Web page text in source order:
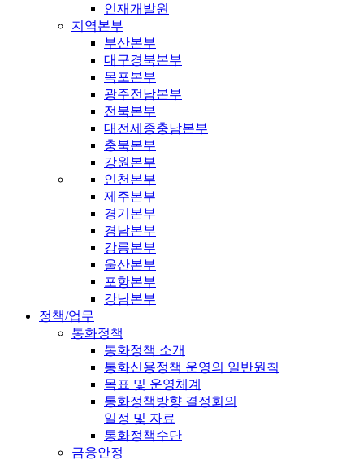
인재개발원
지역본부
부산본부
대구경북본부
목포본부
광주전남본부
전북본부
대전세종충남본부
충북본부
강원본부
인천본부
제주본부
경기본부
경남본부
강릉본부
울산본부
포항본부
강남본부
정책/업무
통화정책
통화정책 소개
통화신용정책 운영의 일반원칙
목표 및 운영체계
통화정책방향 결정회의
일정 및 자료
통화정책수단
금융안정